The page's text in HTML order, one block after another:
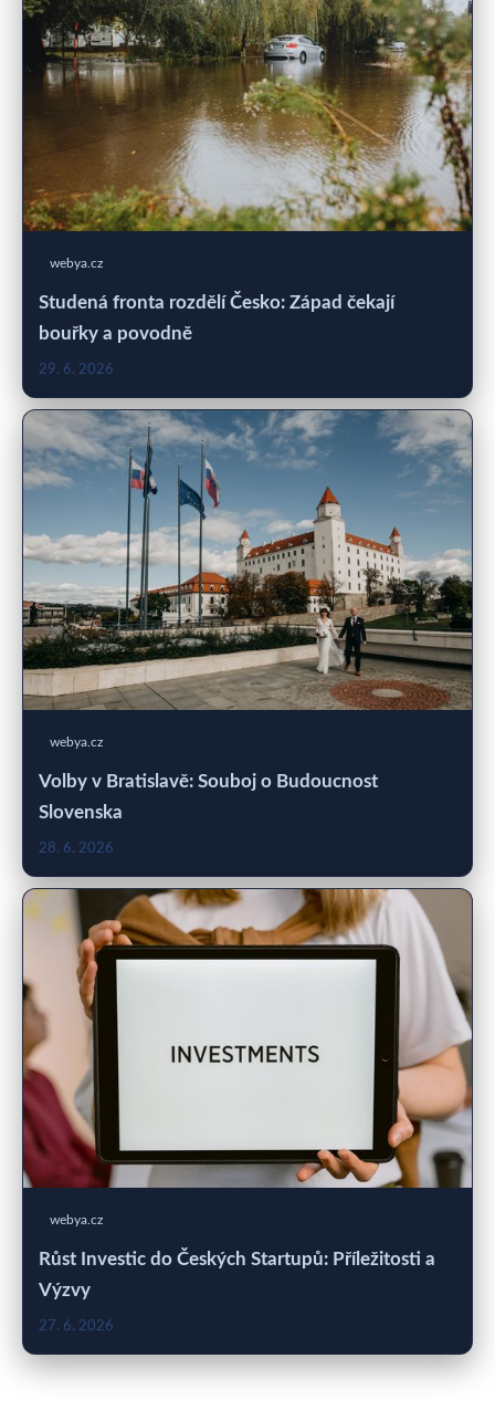
webya.cz
Studená fronta rozdělí Česko: Západ čekají
bouřky a povodně
29. 6. 2026
webya.cz
Volby v Bratislavě: Souboj o Budoucnost
Slovenska
28. 6. 2026
webya.cz
Růst Investic do Českých Startupů: Příležitosti a
Výzvy
27. 6. 2026